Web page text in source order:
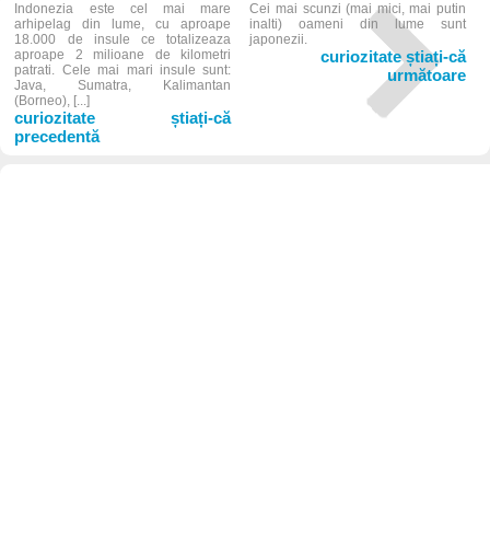
Indonezia este cel mai mare
arhipelag din lume, cu aproape
18.000 de insule ce totalizeaza
aproape 2 milioane de kilometri
patrati. Cele mai mari insule sunt:
Java, Sumatra, Kalimantan
(Borneo), [...]
curiozitate știați-că
precedentă
Cei mai scunzi (mai mici, mai putin
inalti) oameni din lume sunt
japonezii.
curiozitate știați-că
următoare